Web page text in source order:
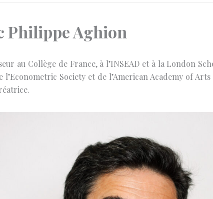
Philippe Aghion
au Collège de France, à l’INSEAD et à la London
l’Econometric Society et de l’American Academy of